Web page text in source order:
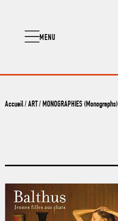
MENU
Accueil/ ART / MONOGRAPHIES (Monographs)